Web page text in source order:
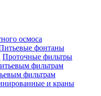
осмоса
фонтаны
Проточные фильтры
фильтрам
и краны